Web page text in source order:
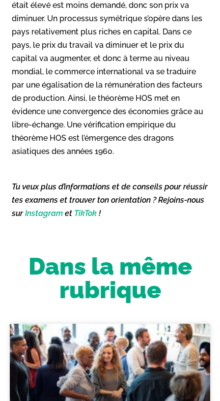
était élevé est moins demandé, donc son prix va
diminuer. Un processus symétrique s’opère dans les
pays relativement plus riches en capital. Dans ce
pays, le prix du travail va diminuer et le prix du
capital va augmenter, et donc à terme au niveau
mondial, le commerce international va se traduire
par une égalisation de la rémunération des facteurs
de production. Ainsi, le théorème HOS met en
évidence une convergence des économies grâce au
libre-échange. Une vérification empirique du
théorème HOS est l’émergence des dragons
asiatiques des années 1960.
Tu veux plus d’informations et de conseils pour réussir
tes examens et trouver ton orientation ? Rejoins-nous
surInstagram et TikTok !
Dans la même
rubrique